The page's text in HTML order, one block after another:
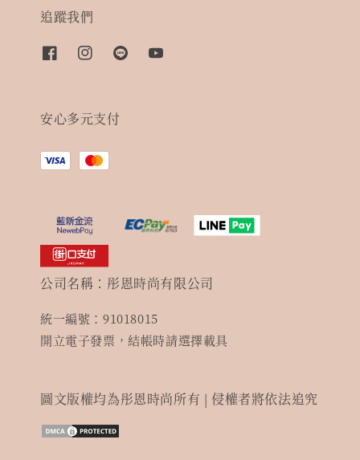
追蹤我們
安心多元支付
公司名稱：彤恩時尚有限公司
統一編號：91018015
開立電子發票，結帳時請選擇載具
圖文版權均為彤恩時尚所有 | 侵權者將依法追究